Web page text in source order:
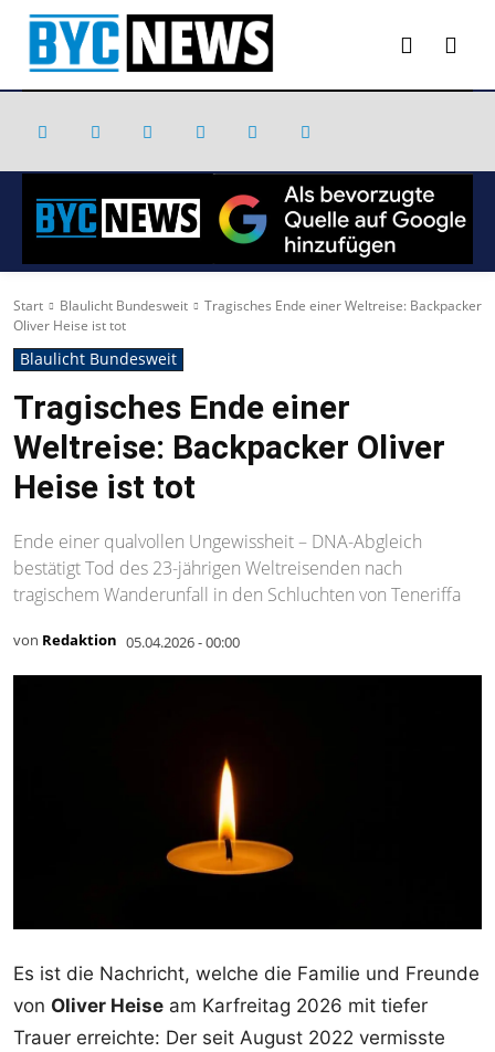
Start Blaulicht Bundesweit
Tragisches Ende einer Weltreise: Backpacker
Oliver Heise ist tot
Blaulicht Bundesweit
Tragisches Ende einer
Weltreise: Backpacker Oliver
Heise ist tot
Ende einer qualvollen Ungewissheit – DNA-Abgleich
bestätigt Tod des 23-jährigen Weltreisenden nach
tragischem Wanderunfall in den Schluchten von Teneriffa
von Redaktion 05.04.2026 - 00:00
Es ist die Nachricht, welche die Familie und Freunde
von Oliver Heise am Karfreitag 2026 mit tiefer
Trauer erreichte: Der seit August 2022 vermisste